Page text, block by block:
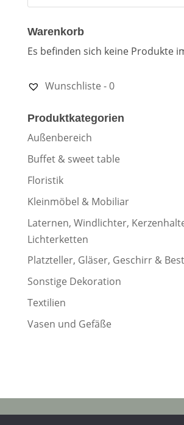
Warenkorb
Es befinden sich keine Produkte
Wunschliste -0
Produktkategorien
Außenbereich
Buffet & sweet table
Floristik
Kleinmöbel & Mobiliar
Laternen, Windlichter,
Lichterketten
Platzteller, Gläser, Geschirr &
Sonstige Dekoration
Textilien
Vasen und Gefäße